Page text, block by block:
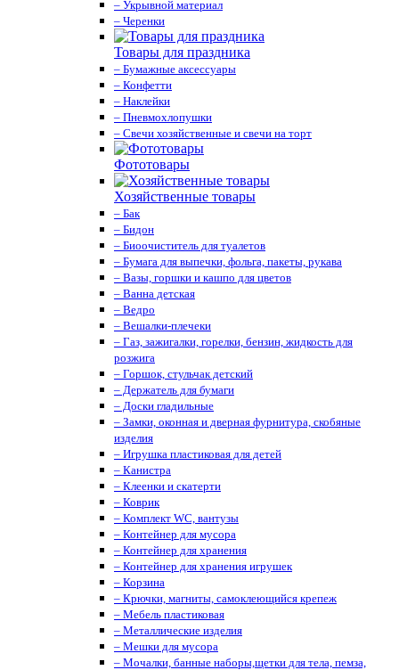
– Укрывной материал
– Черенки
Товары для праздника
– Бумажные аксессуары
– Конфетти
– Наклейки
– Пневмохлопушки
– Свечи хозяйственные и свечи на торт
Фототовары
Хозяйственные товары
– Бак
– Бидон
– Биоочиститель для туалетов
– Бумага для выпечки, фольга, пакеты, рукава
– Вазы, горшки и кашпо для цветов
– Ванна детская
– Ведро
– Вешалки-плечеки
– Газ, зажигалки, горелки, бензин, жидкость для
розжига
– Горшок, стульчак детский
– Держатель для бумаги
– Доски гладильные
– Замки, оконная и дверная фурнитура, скобяные
изделия
– Игрушка пластиковая для детей
– Канистра
– Клеенки и скатерти
– Коврик
– Комплект WC, вантузы
– Контейнер для мусора
– Контейнер для хранения
– Контейнер для хранения игрушек
– Корзина
– Крючки, магниты, cамоклеющийся крепеж
– Мебель пластиковая
– Металлические изделия
– Мешки для мусора
– Мочалки, банные наборы,щетки для тела, пемза,